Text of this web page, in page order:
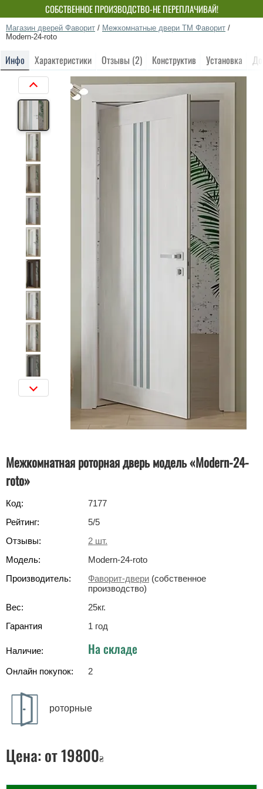
СОБСТВЕННОЕ ПРОИЗВОДСТВО-НЕ ПЕРЕПЛАЧИВАЙ!
Магазин дверей Фаворит / Межкомнатные двери ТМ Фаворит /
Modern-24-roto
Инфо Характеристики Отзывы (2) Конструктив Установка
Межкомнатная роторная дверь модель «Modern-24-
roto»‎
Код:
7177
Рейтинг:
5/5
Отзывы:
2 шт.
Модель:
Modern-24-roto
Производитель:
Фаворит-двери (собственное
производство)
Вес:
25кг.
Гарантия
1 год
Наличие: На складе
Онлайн покупок: 2
роторные
Цена: от 19800₴